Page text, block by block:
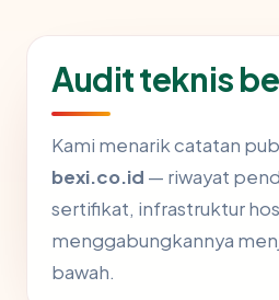
Audit teknis
Kami menarik catatan
bexi.co.id — riwayat
sertifikat, infrastruktur
menggabungkannya
bawah.